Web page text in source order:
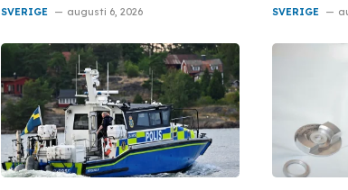
SVERIGE augusti 6, 2026 SVERIGE